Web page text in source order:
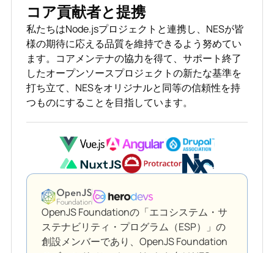
コア貢献者と提携
私たちはNode.jsプロジェクトと連携し、NESが皆
様の期待に応える品質を維持できるよう努めてい
ます。コアメンテナの協力を得て、サポート終了
したオープンソースプロジェクトの新たな基準を
打ち立て、NESをオリジナルと同等の信頼性を持
つものにすることを目指しています。
OpenJS Foundationの「エコシステム・サ
ステナビリティ・プログラム（ESP）」の
創設メンバーであり、OpenJS Foundation